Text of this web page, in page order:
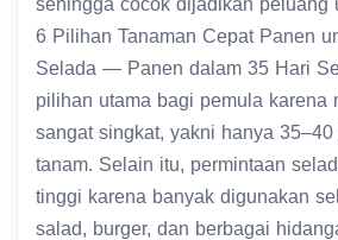
6 Pilihan Tanaman Cepat Panen
Selada — Panen dalam 35 Hari
pilihan utama bagi pemula karena
sangat singkat, yakni hanya
tanam. Selain itu, permintaan
tinggi karena banyak digunakan
salad, burger, dan berbagai